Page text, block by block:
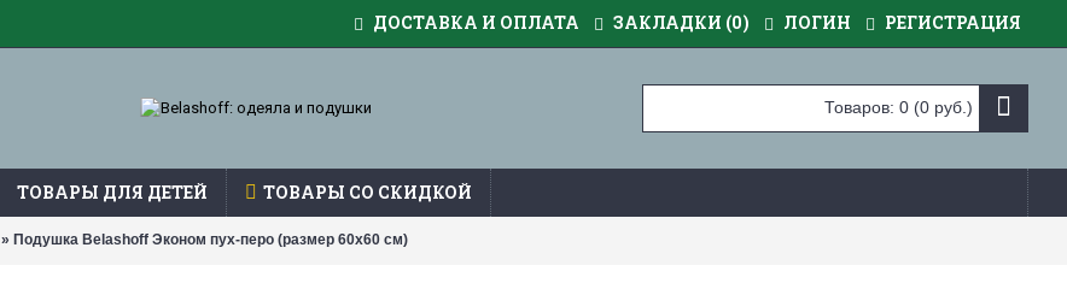
ДОСТАВКА И ОПЛАТА ЗАКЛАДКИ (0) ЛОГИН РЕГИСТРАЦИЯ
Товаров: 0 (0 руб.)
ТОВАРЫ ДЛЯ ДЕТЕЙ ТОВАРЫ СО СКИДКОЙ
» Подушка Belashoff Эконом пух-перо (размер 60х60 см)